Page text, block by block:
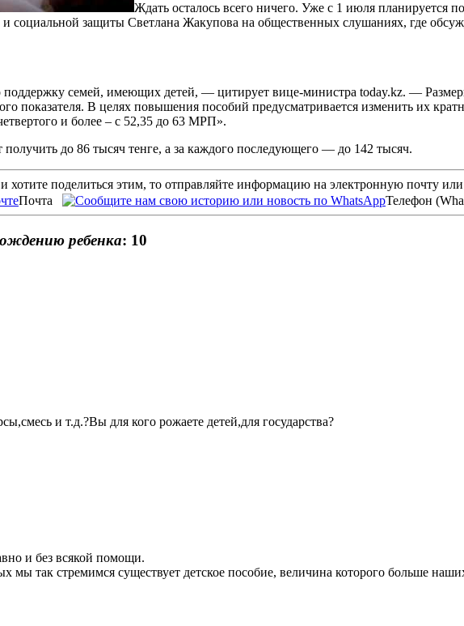
Ждать осталось всего ничего. Уже с 1 июля планируется
социальной защиты Светлана Жакупова на общественных слушаниях, где
поддержку семей, имеющих детей, — цитирует вице-министра today.kz. —
показателя. В целях повышения пособий предусматривается изменить их
и более – с 52,35 до 63 МРП».
получить до 86 тысяч тенге, а за каждого последующего — до 142 тысяч.
поделиться этим, то отправляйте информацию на электронную почту
Почта
Телефон
ребенка: 10
и т.д.?Вы для кого рожаете детей,для государства?
и без всякой помощи.
мы так стремимся существует детское пособие, величина которого больше